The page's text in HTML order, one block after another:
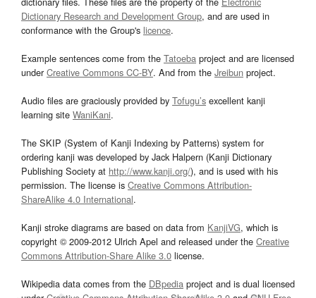
Dictionary Research and Development Group, and are used in
conformance with the Group's licence.
Example sentences come from the Tatoeba project and are licensed
underCreative Commons CC-BY. And from the Jreibun project.
Audio files are graciously provided by Tofugu’s excellent kanji
learning site WaniKani.
The SKIP (System of Kanji Indexing by Patterns) system for
ordering kanji was developed by Jack Halpern (Kanji Dictionary
Publishing Society at http://www.kanji.org/), and is used with his
permission. The license is Creative Commons Attribution-
ShareAlike 4.0 International.
Kanji stroke diagrams are based on data from KanjiVG, which is
copyright © 2009-2012 Ulrich Apel and released under the Creative
Commons Attribution-Share Alike 3.0 license.
Wikipedia data comes from the DBpedia project and is dual licensed